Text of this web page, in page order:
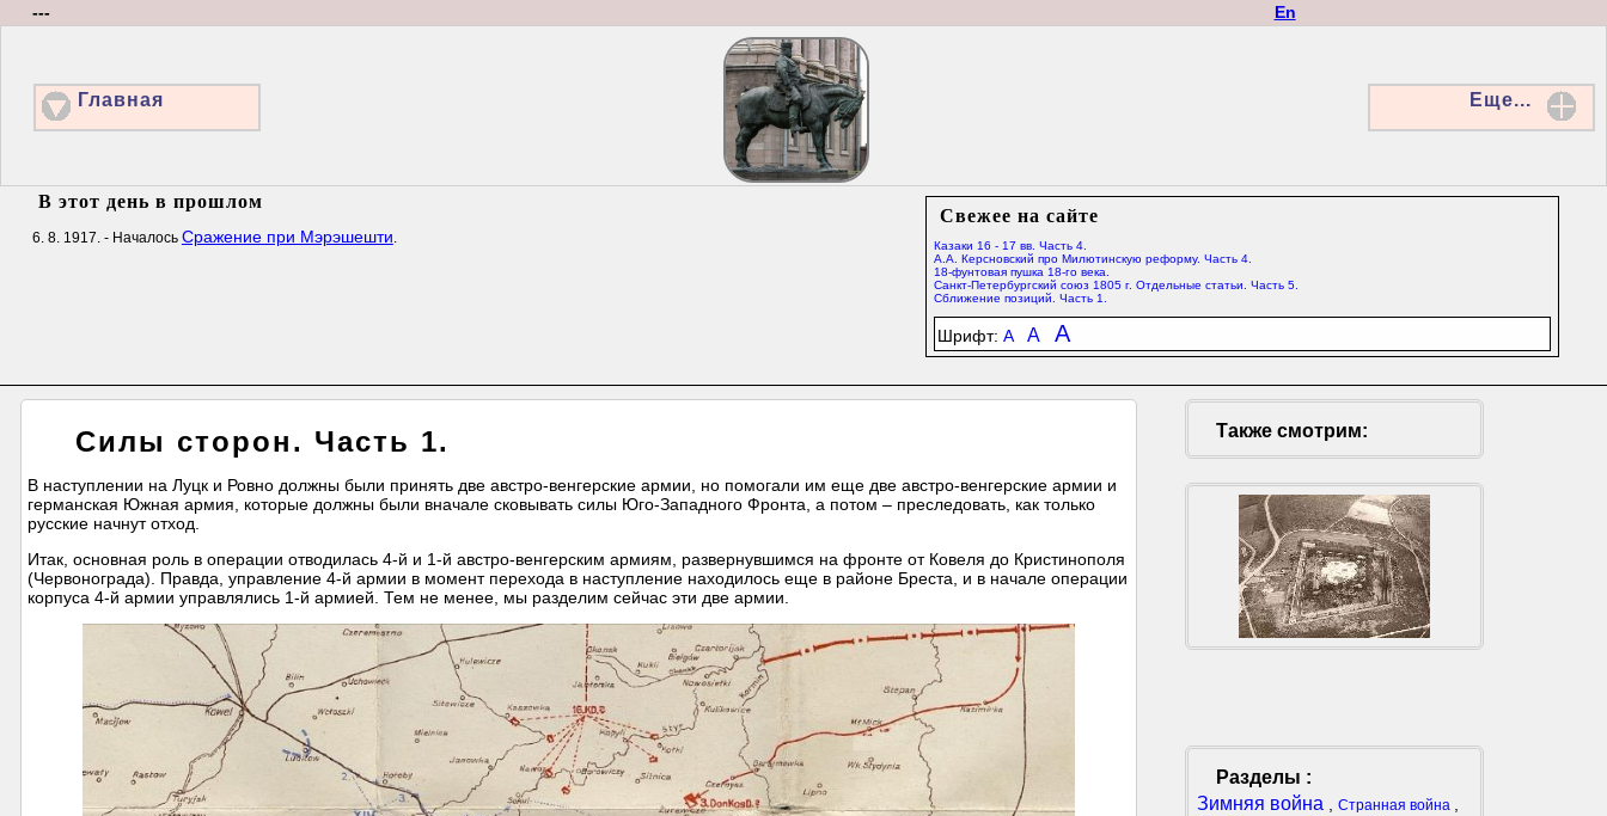
En
---
Главная Еще...
Свежее на сайте
Казаки 16 - 17 вв. Часть 4.
А.А. Керсновский про Милютинскую реформу. Часть 4.
18-фунтовая пушка 18-го века.
Санкт-Петербургский союз 1805 г. Отдельные статьи. Часть 5.
Сближение позиций. Часть 1.
Шрифт:A A A
В этот день в прошлом
6. 8. 1917. - Началось Сражение при Мэрэшешти.
Силы сторон. Часть 1.
В наступлении на Луцк и Ровно должны были принять две австро-венгерские армии, но помогали им еще две австро-венгерские армии и
германская Южная армия, которые должны были вначале сковывать силы Юго-Западного Фронта, а потом – преследовать, как только
русские начнут отход.
Итак, основная роль в операции отводилась 4-й и 1-й австро-венгерским армиям, развернувшимся на фронте от Ковеля до Кристинополя
(Червонограда). Правда, управление 4-й армии в момент перехода в наступление находилось еще в районе Бреста, и в начале операции
корпуса 4-й армии управлялись 1-й армией. Тем не менее, мы разделим сейчас эти две армии.
Также смотрим:
Разделы :
Зимняя война
Странная война